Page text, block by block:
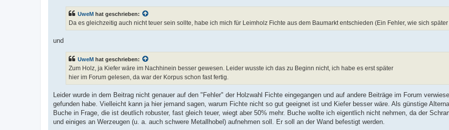
UweM hat geschrieben:
Da es gleichzeitig auch nicht teuer sein sollte, habe ich mich für Leimholz Fichte aus dem Baumarkt entschieden (Ein Fehler, wie sich
und
UweM hat geschrieben:
Zum Holz, ja Kiefer wäre im Nachhinein besser gewesen. Leider wusste ich das zu Beginn nicht, ich habe es erst später
hier im Forum gelesen, da war der Korpus schon fast fertig.
Leider wurde in dem Beitrag nicht genauer auf den "Fehler" der Holzwahl Fichte eingegangen und auf andere Beiträge im Forum
gefunden habe. Vielleicht kann ja hier jemand sagen, warum Fichte nicht so gut geeignet ist und Kiefer besser wäre. Als günstige
Buche in Frage, die ist deutlich robuster, fast gleich teuer, wiegt aber 50% mehr. Buche wollte ich eigentlich nicht nehmen, da der
und einiges an Werzeugen (u. a. auch schwere Metallhobel) aufnehmen soll. Er soll an der Wand befestigt werden.